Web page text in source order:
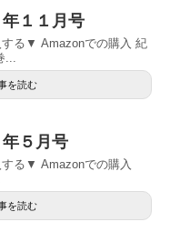
１１月号
する▼ Amazonでの購入 紀
を読む
５月号
る▼ Amazonでの購入
を読む